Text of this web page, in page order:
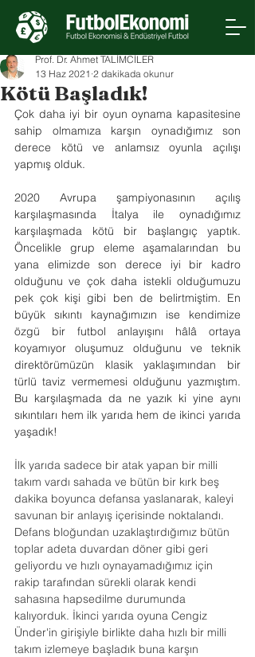
Kötü Başladık!
Prof. Dr. Ahmet TALİMCİLER
13 Haz 2021 2 dakikada okunur
Çok daha iyi bir oyun oynama kapasitesine
sahip olmamıza karşın oynadığımız son
derece kötü ve anlamsız oyunla açılışı
yapmış olduk.
2020 Avrupa şampiyonasının açılış
karşılaşmasında İtalya ile oynadığımız
karşılaşmada kötü bir başlangıç yaptık.
Öncelikle grup eleme aşamalarından bu
yana elimizde son derece iyi bir kadro
olduğunu ve çok daha istekli olduğumuzu
pek çok kişi gibi ben de belirtmiştim. En
büyük sıkıntı kaynağımızın ise kendimize
özgü bir futbol anlayışını hâlâ ortaya
koyamıyor oluşumuz olduğunu ve teknik
direktörümüzün klasik yaklaşımından bir
türlü taviz vermemesi olduğunu yazmıştım.
Bu karşılaşmada da ne yazık ki yine aynı
sıkıntıları hem ilk yarıda hem de ikinci yarıda
yaşadık!
İlk yarıda sadece bir atak yapan bir milli
takım vardı sahada ve bütün bir kırk beş
dakika boyunca defansa yaslanarak, kaleyi
savunan bir anlayış içerisinde noktalandı.
Defans bloğundan uzaklaştırdığımız bütün
toplar adeta duvardan döner gibi geri
geliyordu ve hızlı oynayamadığımız için
rakip tarafından sürekli olarak kendi
sahasına hapsedilme durumunda
kalıyorduk. İkinci yarıda oyuna Cengiz
Ünder'in girişiyle birlikte daha hızlı bir milli
takım izlemeye başladık buna karşın